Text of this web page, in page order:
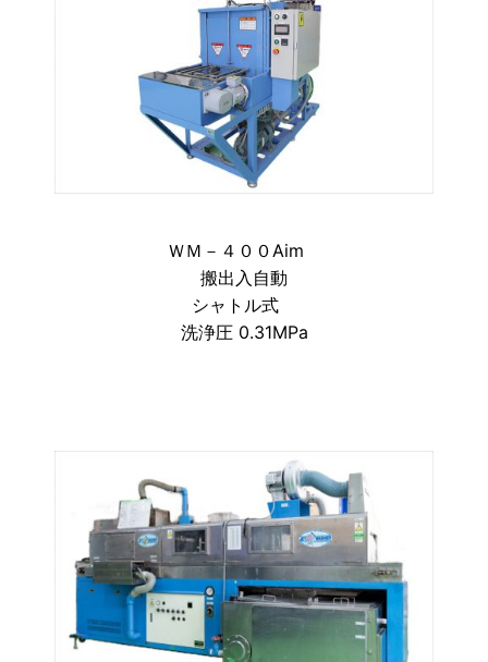
ＷＭ－４００Aim
搬出入自動
シャトル式
洗浄圧 0.31MPa